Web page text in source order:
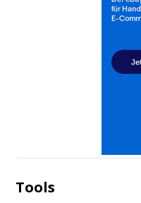
Tools